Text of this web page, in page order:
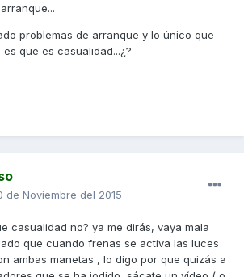
problemas de arranque y lo único que
que es casualidad...¿?
de Noviembre del 2015
casualidad no? ya me dirás, vaya mala
que cuando frenas se activa las luces
ambas manetas , lo digo por que quizás a